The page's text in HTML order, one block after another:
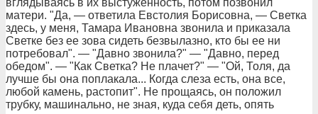
вглядываясь в их выстуженность, потом позвонил
матери. "Да, — ответила Евстолия Борисовна, — Светка
здесь, у меня, Тамара Ивановна звонила и приказала
Светке без ее зова сидеть безвылазно, кто бы ее ни
потребовал". — "Давно звонила?" — "Давно, перед
обедом". — "Как Светка? Не плачет?" — "Ой, Толя, да
лучше бы она поплакала... Когда слеза есть, она все,
любой камень, растопит". Не прощаясь, он положил
трубку, машинально, не зная, куда себя деть, опять